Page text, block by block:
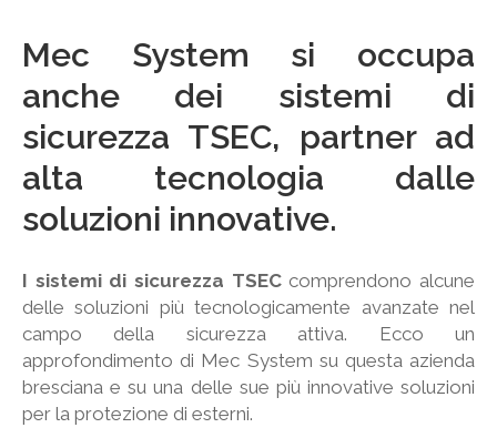
Mec System si occupa
anche dei sistemi di
sicurezza TSEC, partner ad
alta tecnologia dalle
soluzioni innovative.
I sistemi di sicurezza TSECcomprendono alcune
delle soluzioni più tecnologicamente avanzate nel
campo della sicurezza attiva. Ecco un
approfondimento di Mec System su questa azienda
bresciana e su una delle sue più innovative soluzioni
per la protezione di esterni.